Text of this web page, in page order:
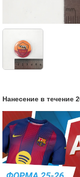
Нанесение в течение